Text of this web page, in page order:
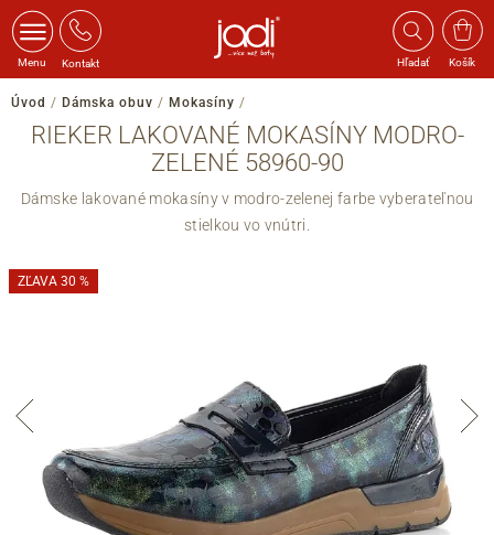
Menu Kontakt Hľadať Košík
Úvod / Dámska obuv / Mokasíny /
RIEKER LAKOVANÉ MOKASÍNY MODRO-
ZELENÉ 58960-90
Dámske lakované mokasíny v modro-zelenej farbe vyberateľnou
stielkou vo vnútri.
ZĽAVA 30 %